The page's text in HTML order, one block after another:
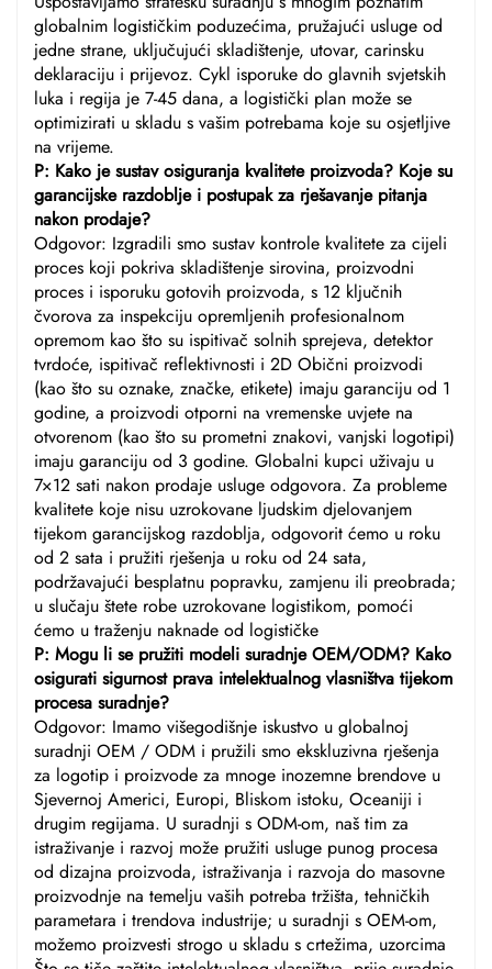
globalnim logističkim poduzećima, pružajući usluge od
jedne strane, uključujući skladištenje, utovar, carinsku
deklaraciju i prijevoz. Cykl isporuke do glavnih svjetskih
luka i regija je 7-45 dana, a logistički plan može se
optimizirati u skladu s vašim potrebama koje su osjetljive
na vrijeme.
P: Kako je sustav osiguranja kvalitete proizvoda? Koje su
garancijske razdoblje i postupak za rješavanje pitanja
nakon prodaje?
Odgovor: Izgradili smo sustav kontrole kvalitete za cijeli
proces koji pokriva skladištenje sirovina, proizvodni
proces i isporuku gotovih proizvoda, s 12 ključnih
čvorova za inspekciju opremljenih profesionalnom
opremom kao što su ispitivač solnih sprejeva, detektor
tvrdoće, ispitivač reflektivnosti i 2D Obični proizvodi
(kao što su oznake, značke, etikete) imaju garanciju od 1
godine, a proizvodi otporni na vremenske uvjete na
otvorenom (kao što su prometni znakovi, vanjski logotipi)
imaju garanciju od 3 godine. Globalni kupci uživaju u
7×12 sati nakon prodaje usluge odgovora. Za probleme
kvalitete koje nisu uzrokovane ljudskim djelovanjem
tijekom garancijskog razdoblja, odgovorit ćemo u roku
od 2 sata i pružiti rješenja u roku od 24 sata,
podržavajući besplatnu popravku, zamjenu ili preobrada;
u slučaju štete robe uzrokovane logistikom, pomoći
ćemo u traženju naknade od logističke
P: Mogu li se pružiti modeli suradnje OEM/ODM? Kako
osigurati sigurnost prava intelektualnog vlasništva tijekom
procesa suradnje?
Odgovor: Imamo višegodišnje iskustvo u globalnoj
suradnji OEM / ODM i pružili smo ekskluzivna rješenja
za logotip i proizvode za mnoge inozemne brendove u
Sjevernoj Americi, Europi, Bliskom istoku, Oceaniji i
drugim regijama. U suradnji s ODM-om, naš tim za
istraživanje i razvoj može pružiti usluge punog procesa
od dizajna proizvoda, istraživanja i razvoja do masovne
proizvodnje na temelju vaših potreba tržišta, tehničkih
parametara i trendova industrije; u suradnji s OEM-om,
možemo proizvesti strogo u skladu s crtežima, uzorcima